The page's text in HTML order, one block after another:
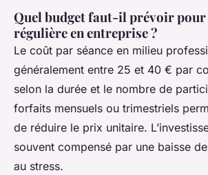
Quel budget faut-il prévoir pour
régulière en entreprise ?
Le coût par séance en milieu
généralement entre 25 et 40 € par
selon la durée et le nombre de
forfaits mensuels ou trimestriels
de réduire le prix unitaire.
souvent compensé par une baisse
au stress.